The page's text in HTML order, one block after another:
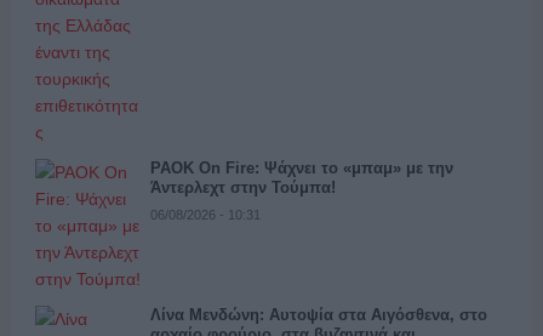
PAOK On Fire: Ψάχνει το «μπαμ» με την
Άντερλεχτ στην Τούμπα!
06/08/2026 - 10:31
Λίνα Μενδώνη: Αυτοψία στα Αιγόσθενα, στο